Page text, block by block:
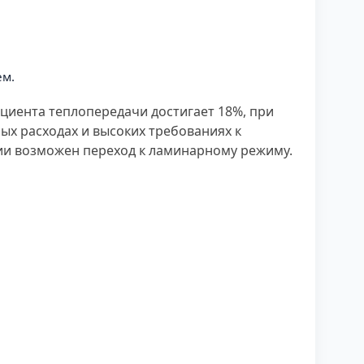
теплопередачи достигает 18%, при
расходах и высоких требованиях к
возможен переход к ламинарному режиму.